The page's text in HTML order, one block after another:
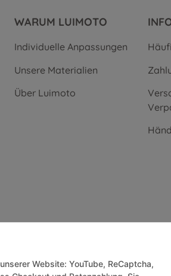
WARUM LUIMOTO
Individuelle Anpassungen
Unsere Materialien
Über Luimoto
Website: YouTube, ReCaptcha,